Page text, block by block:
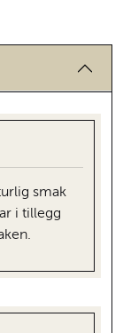
smak
i tillegg